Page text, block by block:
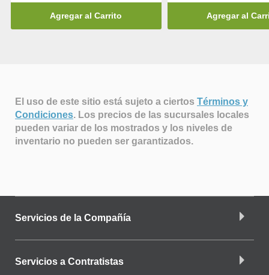
Agregar al Carrito Agregar al
El uso de este sitio está sujeto a ciertos Términos y
Condiciones. Los precios de las sucursales locales
pueden variar de los mostrados y los niveles de
inventario no pueden ser garantizados.
Servicios de la Compañía
Servicios a Contratistas